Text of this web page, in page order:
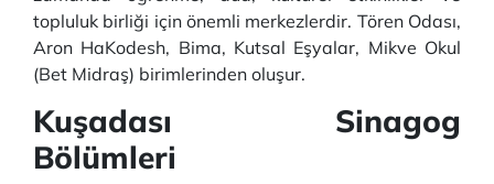
topluluk birliği için önemli merkezlerdir. Tören Odası,
Aron HaKodesh, Bima, Kutsal Eşyalar, Mikve Okul
(Bet Midraş) birimlerinden oluşur.
Kuşadası Sinagog
Bölümleri